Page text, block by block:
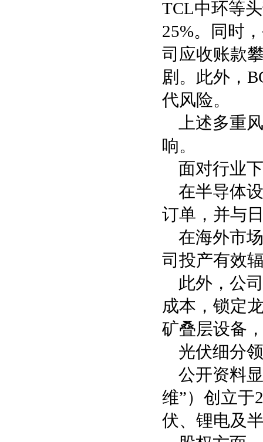
TCL中环等
25%。同时
司应收账款
剧。此外，
代风险。
上述多重
响。
面对行业
在半导体
订单，并与
在海外市
司投产有效
此外，公
成本，锁定
矿叠层设备
光伏细分
公开资料
维”）创立于
伏、锂电及